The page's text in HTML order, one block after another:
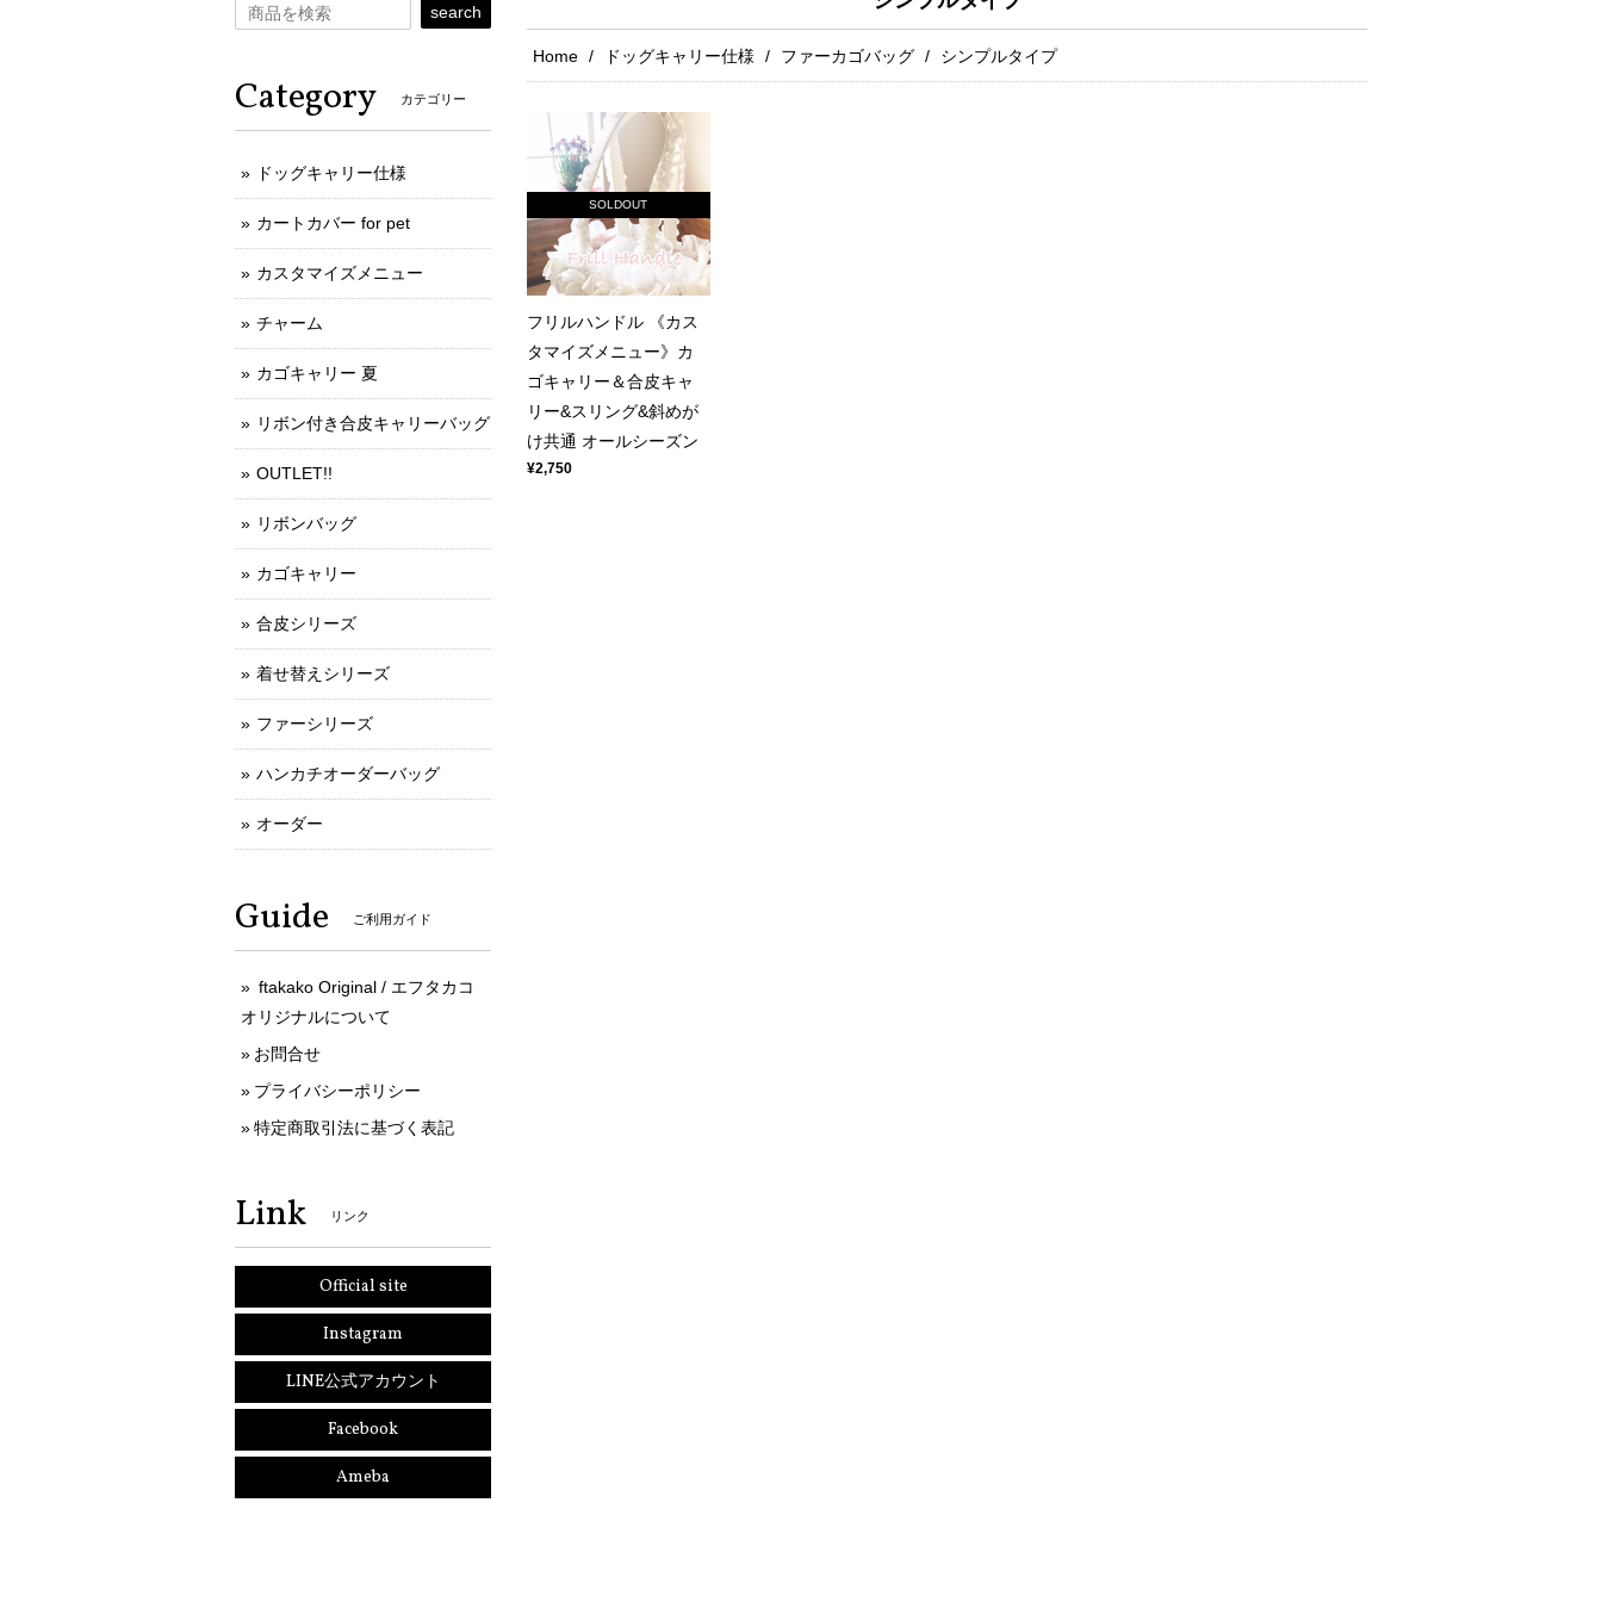
Home ドッグキャリー仕様 ファーカゴバッグ シンプルタイプ
SOLDOUT
フリルハンドル 《カス
タマイズメニュー》カ
ゴキャリー＆合皮キャ
リー&スリング&斜めが
け共通 オールシーズン
¥2,750
search
Category カテゴリー
ドッグキャリー仕様
カートカバー for pet
カスタマイズメニュー
チャーム
カゴキャリー 夏
リボン付き合皮キャリーバッグ
OUTLET!!
リボンバッグ
カゴキャリー
合皮シリーズ
着せ替えシリーズ
ファーシリーズ
ハンカチオーダーバッグ
オーダー
Guide ご利用ガイド
ftakako Original / エフタカコ
オリジナルについて
お問合せ
プライバシーポリシー
特定商取引法に基づく表記
Link リンク
Official site
Instagram
LINE公式アカウント
Facebook
Ameba